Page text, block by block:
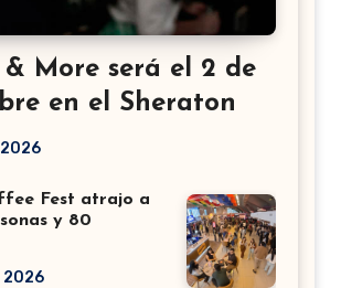
& More será el 2 de
en el Sheraton
Fest atrajo a
y 80
2026